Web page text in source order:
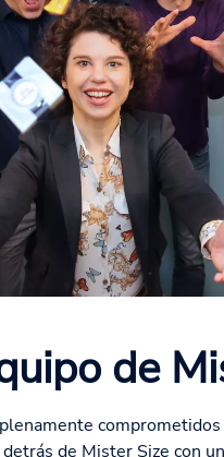
de
de Mister Size con